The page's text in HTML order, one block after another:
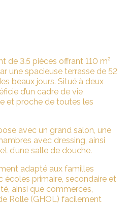
de 3.5 pièces offrant110 m²
unespacieuse terrasse de 52
beaux jours. Situé à deux
d’un cadre de vie
et proche de toutes les
avec un grand salon, une
avec dressing, ainsi
d’une salle de douche.
adapté aux familles
écoles primaire, secondaire et
ainsi que commerces,
Rolle (GHOL) facilement